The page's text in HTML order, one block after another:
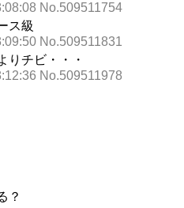
No.509511754
ス級
No.509511831
りチビ・・・
No.509511978
？